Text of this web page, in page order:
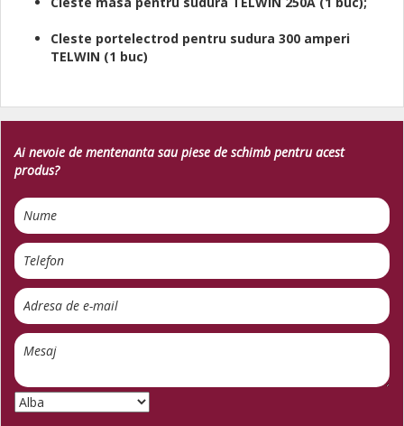
Cleste portelectrod pentru sudura 300 amperi
TELWIN (1 buc)
Ai nevoie de mentenanta sau piese de schimb pentru acest
produs?